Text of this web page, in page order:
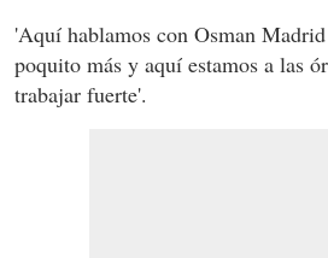
'Aquí hablamos con Osman
poquito más y aquí estamos a las
trabajar fuerte'.